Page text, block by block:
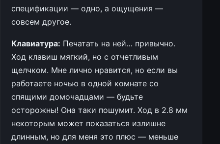
спецификации — одно, а ощущения —
совсем другое.
Клавиатура: Печатать на ней… привычно.
Ход клавиш мягкий, но с отчетливым
щелчком. Мне лично нравится, но если вы
работаете ночью в одной комнате со
спящими домочадцами — будьте
осторожны! Она таки пошумит. Ход в 2.8 мм
некоторым может показаться излишне
длинным, но для меня это плюс — меньше